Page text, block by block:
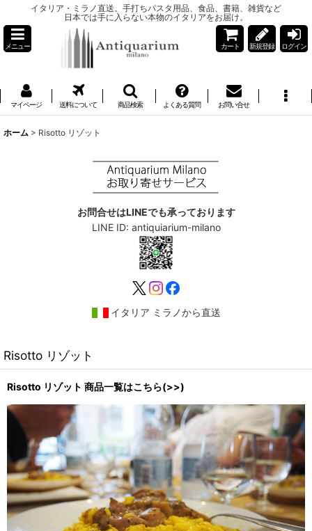
イタリア・ミラノ直送。手打ちパスタ用品、食品、書籍、雑貨など
日本では手に入らない本物のイタリアをお届け。
メニュー カート 新規登録 ログイン
マイページ 送料について 商品検索 よくある質問 お問い合せ
ホーム > Risotto リゾット
お問合せはLINEでも承っております
LINE ID: antiquiarium-milano
イタリア ミラノから直送
Risotto リゾット
Risotto リゾット 商品一覧はこちら(>>)